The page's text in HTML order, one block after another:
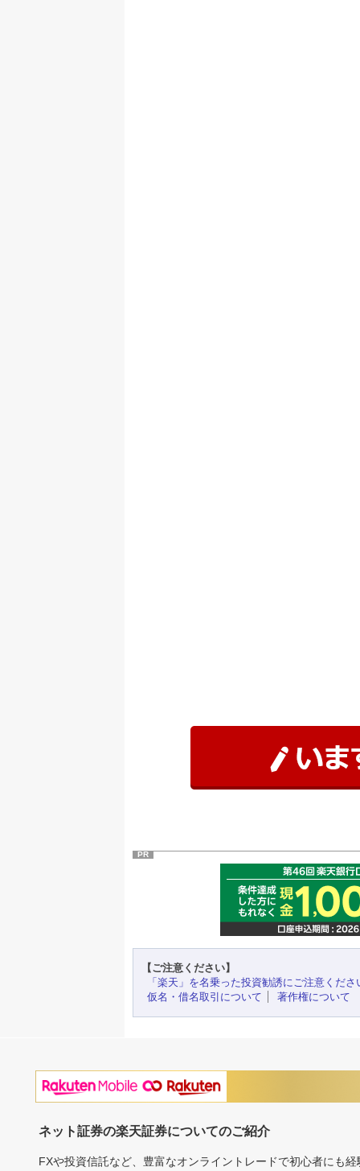
PR
【ご注意ください】
「楽天」を名乗った投資勧誘にご注意くださ
仮名・借名取引について
著作権について
ネット証券の楽天証券についてのご紹介
FXや投資信託など、豊富なオンライントレードで初心者にも